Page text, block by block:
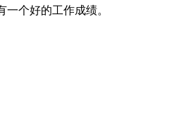
个好的工作成绩。